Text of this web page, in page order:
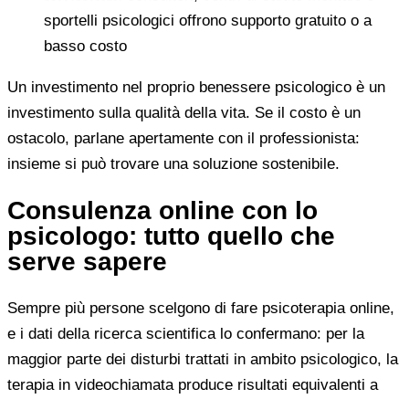
sportelli psicologici offrono supporto gratuito o a
basso costo
Un investimento nel proprio benessere psicologico è un
investimento sulla qualità della vita. Se il costo è un
ostacolo, parlane apertamente con il professionista:
insieme si può trovare una soluzione sostenibile.
Consulenza online con lo
psicologo: tutto quello che
serve sapere
Sempre più persone scelgono di fare psicoterapia online,
e i dati della ricerca scientifica lo confermano: per la
maggior parte dei disturbi trattati in ambito psicologico, la
terapia in videochiamata produce risultati equivalenti a